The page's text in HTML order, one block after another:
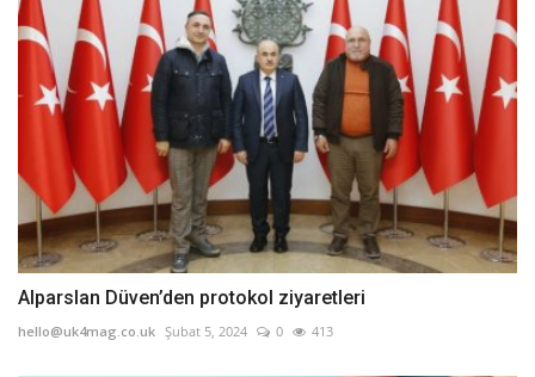
Alparslan Düven’den protokol ziyaretleri
hello@uk4mag.co.uk Şubat 5, 2024 0 413